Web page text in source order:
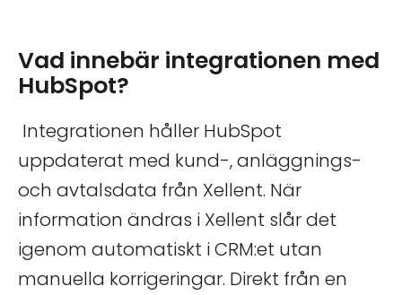
Vad innebär integrationen med
HubSpot?
Integrationen håller HubSpot
uppdaterat med kund-, anläggnings-
och avtalsdata från Xellent. När
information ändras i Xellent slår det
igenom automatiskt i CRM:et utan
manuella korrigeringar. Direkt från en